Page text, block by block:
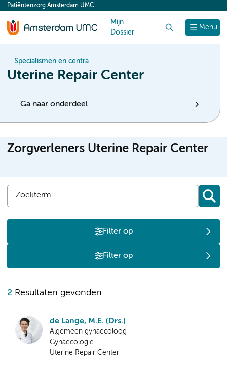
content
Menu
Patiëntenzorg Amsterdam UMC
Mijn
Dossier
Specialismen en centra
Uterine Repair Center
Ga naar onderdeel
Zorgverleners Uterine Repair Center
Filter op
Filter op
2 Resultaten gevonden
de Lange, M.E. (Drs.)
Algemeen gynaecoloog
Gynaecologie
Uterine Repair Center